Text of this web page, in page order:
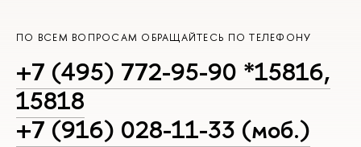
ПО ВСЕМ ВОПРОСАМ ОБРАЩАЙТЕСЬ ПО ТЕЛЕФОНУ
+7 (495) 772-95-90 *15816,
15818
+7 (916) 028-11-33 (моб.)